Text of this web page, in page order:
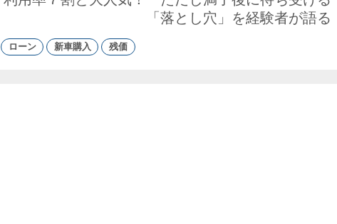
「落とし穴」を経験者が語る
ローン 新車購入 残価